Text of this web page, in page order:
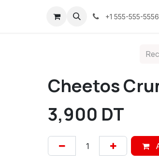
Contactez-nous Confidentialité+1 555-555-5556
Cheetos
3,900 DT